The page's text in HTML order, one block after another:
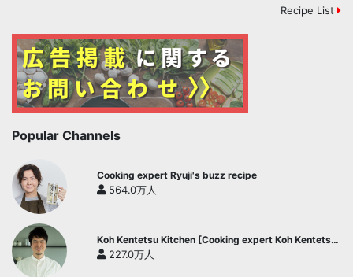
Recipe List
Popular Channels
Cooking expert Ryuji's buzz recipe
564.0万人
Koh Kentetsu Kitchen [Cooking expert Koh Kentetsu
official channel]
227.0万人